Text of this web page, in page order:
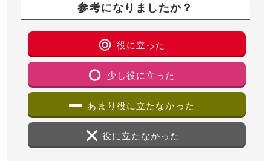
参考になりましたか？
役に立った
少し役に立った
あまり役に立たなかった
役に立たなかった